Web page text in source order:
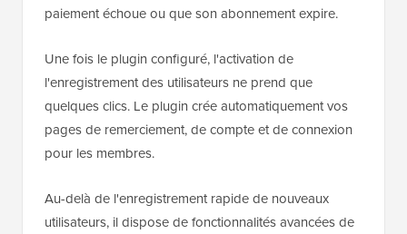
paiement échoue ou que son abonnement expire.
Une fois le plugin configuré, l'activation de
l'enregistrement des utilisateurs ne prend que
quelques clics. Le plugin crée automatiquement vos
pages de remerciement, de compte et de connexion
pour les membres.
Au-delà de l'enregistrement rapide de nouveaux
utilisateurs, il dispose de fonctionnalités avancées de